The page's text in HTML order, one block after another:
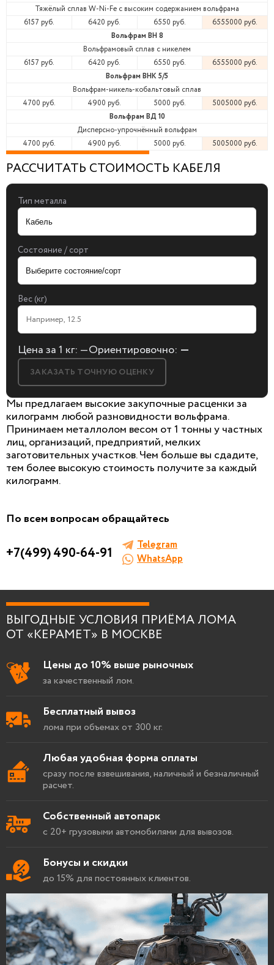
Тяжёлый сплав W-Ni-Fe с высоким содержанием вольфрама
6157 руб.
6420 руб. 6550 руб.
6555000 руб.
Вольфрам ВН 8
Вольфрамовый сплав с никелем
6157 руб.
6420 руб. 6550 руб.
6555000 руб.
Вольфрам ВНК 5/5
Вольфрам-никель-кобальтовый сплав
4700 руб.
4900 руб. 5000 руб.
5005000 руб.
Вольфрам ВД 10
Дисперсно-упрочнённый вольфрам
4700 руб.
4900 руб. 5000 руб. 5005000 руб.
РАССЧИТАТЬ СТОИМОСТЬ КАБЕЛЯ
Тип металла
Состояние / сорт
Вес (кг)
Цена за 1 кг: —Ориентировочно: —
ЗАКАЗАТЬ ТОЧНУЮ ОЦЕНКУ
БЕСПЛАТНАЯ КОНСУЛЬТАЦИЯ
И ОЦЕНКА ЛОМА
данных.
Мы предлагаем высокие закупочные расценки за
килограмм любой разновидности вольфрама.
Принимаем металлолом весом от 1 тонны у частных
лиц, организаций, предприятий, мелких
заготовительных участков. Чем больше вы сдадите,
тем более высокую стоимость получите за каждый
килограмм.
По всем вопросам обращайтесь
+7(499) 490-64-91
Telegram
WhatsApp
ВЫГОДНЫЕ УСЛОВИЯ ПРИЁМА ЛОМА
ОТ «КЕРАМЕТ» В МОСКВЕ
Цены до 10% выше рыночных
за качественный лом.
Бесплатный вывоз
лома при объемах от 300 кг.
Любая удобная форма оплаты
сразу после взвешивания, наличный и безналичный
расчет.
Собственный автопарк
с 20+ грузовыми автомобилями для вывозов.
Бонусы и скидки
до 15% для постоянных клиентов.